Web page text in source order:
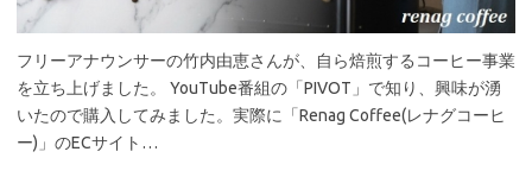
フリーアナウンサーの竹内由恵さんが、自ら焙煎するコーヒー事業
を立ち上げました。 YouTube番組の「PIVOT」で知り、興味が湧
いたので購入してみました。実際に「Renag Coffee(レナグコーヒ
ー)」のECサイト…